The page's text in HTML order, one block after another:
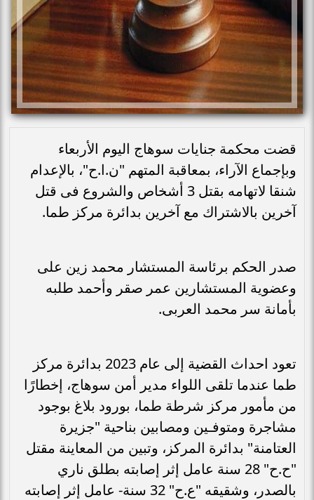
قضت محكمة جنايات سوهاج اليوم الأربعاء
وبإجماع الآراء، بمعاقبة المتهم "ن.ا.ح"، بالإعدام
شنقا لاتهامه بقتل 3 أشخاص والشروع فى قتل
آخرين بالاشتراك مع آخرين بدائرة مركز طما.
صدر الحكم برئاسة المستشار محمد زين على
وعضوية المستشارين عمر صقر وأحمد طلبه
بأمانة سر محمد العربى.
تعود احداث القضية إلى عام 2023 بدائرة مركز
طما عندما تلقى اللواء مدير أمن سوهاج، إخطارًا
من مأمور مركز شرطة طما، بورود بلاغ بوجود
مشاجرة ومتوفـين ومصابين بناحية "جزيرة
العتامنة" بدائرة المركز، وتبين من المعاينة مقتل
"ح.ح" 28 سنة عامل إثر إصابته بطلق ناري
بالصدر، وشقيقه "ع.ح" 32 سنة- عامل إثر إصابته